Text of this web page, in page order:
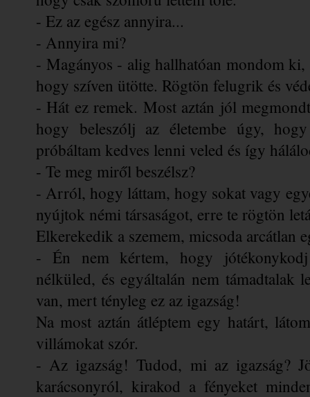
- Ez az egész annyira...
- Annyira mi?
- Magányos - alig hallhatóan mondom
hogy szíven ütötte. Rögtön felugrik és
- Hát ez remek. Most aztán jól
hogy beleszólj az életembe úgy,
próbáltam kedves lenni veled és így
- Te meg miről beszélsz?
- Arról, hogy láttam, hogy sokat vagy
nyújtok némi társaságot, erre te rögtön
Elkerekedik a szemem, micsoda arcátlan
- Én nem kértem, hogy
nélküled, és egyáltalán nem támadtalak
van, mert tényleg ez az igazság!
Na most aztán átléptem egy határt,
villámokat szór.
- Az igazság! Tudod, mi az igazság?
karácsonyról, kirakod a fényeket